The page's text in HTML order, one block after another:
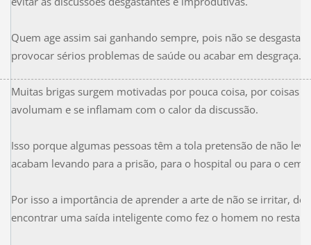
Quem age assim sai ganhando sempre, pois não se desgasta
provocar sérios problemas de saúde ou acabar em desgraça.
Muitas brigas surgem motivadas por pouca coisa, por coisas
avolumam e se inflamam com o calor da discussão.
Isso porque algumas pessoas têm a tola pretensão de não
acabam levando para a prisão, para o hospital ou para o
Por isso a importância de aprender a arte de não se irritar, de
encontrar uma saída inteligente como fez o homem no